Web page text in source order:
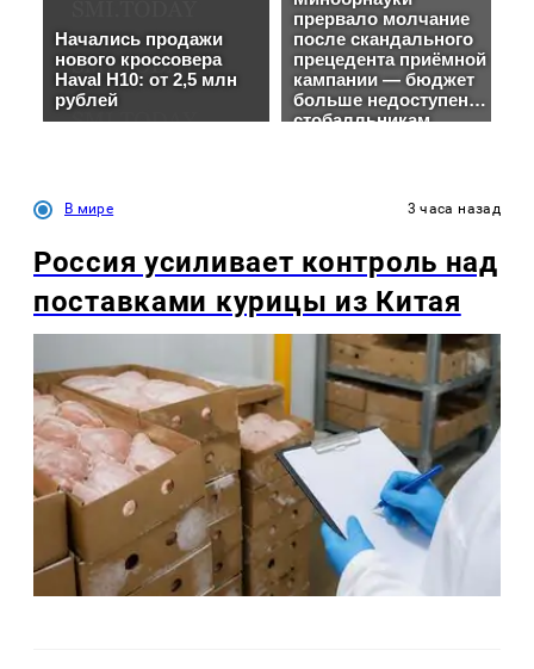
В мире 3 часа назад
Россия усиливает контроль над
поставками курицы из Китая